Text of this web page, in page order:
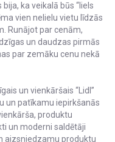
ka veikalā būs “liels
vien nelielu vietu līdzās
Runājot par cenām,
un daudzas pirmās
par zemāku cenu nekā
un vienkāršais “Lidl”
un patīkamu iepirkšanās
produktu
un moderni saldētāji
aizsniedzamu produktu